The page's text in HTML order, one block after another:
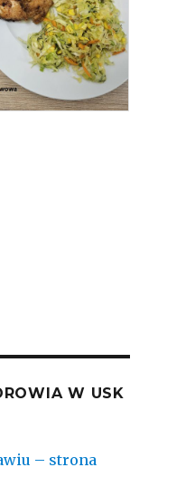
W USK
– strona